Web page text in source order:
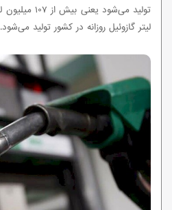
لیتر گازوئیل روزانه در کشور تولید می‌شود.